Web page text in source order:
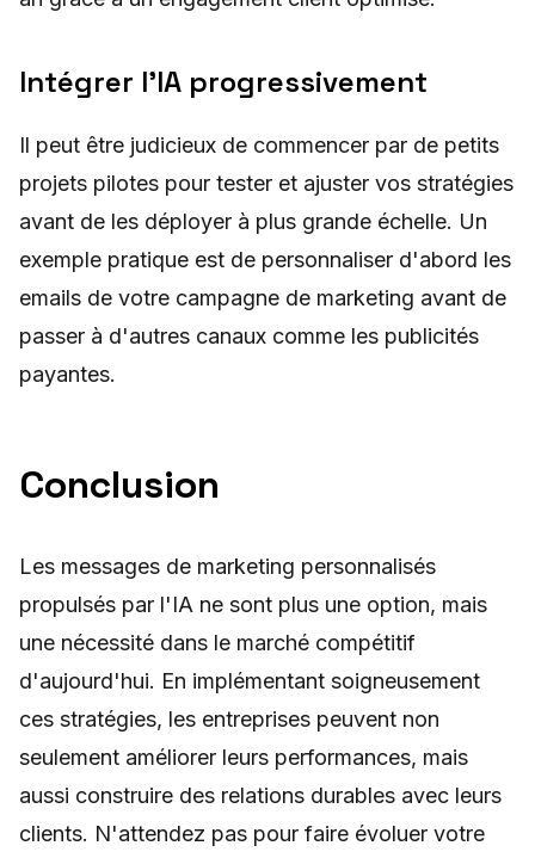
Intégrer l'IA progressivement
Il peut être judicieux de commencer par de petits
projets pilotes pour tester et ajuster vos stratégies
avant de les déployer à plus grande échelle. Un
exemple pratique est de personnaliser d'abord les
emails de votre campagne de marketing avant de
passer à d'autres canaux comme les publicités
payantes.
Conclusion
Les messages de marketing personnalisés
propulsés par l'IA ne sont plus une option, mais
une nécessité dans le marché compétitif
d'aujourd'hui. En implémentant soigneusement
ces stratégies, les entreprises peuvent non
seulement améliorer leurs performances, mais
aussi construire des relations durables avec leurs
clients. N'attendez pas pour faire évoluer votre